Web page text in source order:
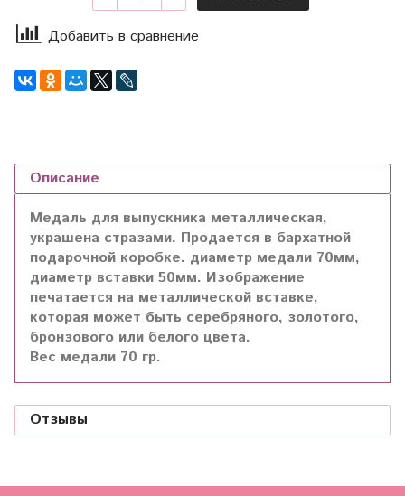
Добавить в сравнение
Описание
Медаль для выпускника металлическая,
украшена стразами. Продается в бархатной
подарочной коробке. диаметр медали 70мм,
диаметр вставки 50мм. Изображение
печатается на металлической вставке,
которая может быть серебряного, золотого,
бронзового или белого цвета.
Вес медали 70 гр.
Отзывы